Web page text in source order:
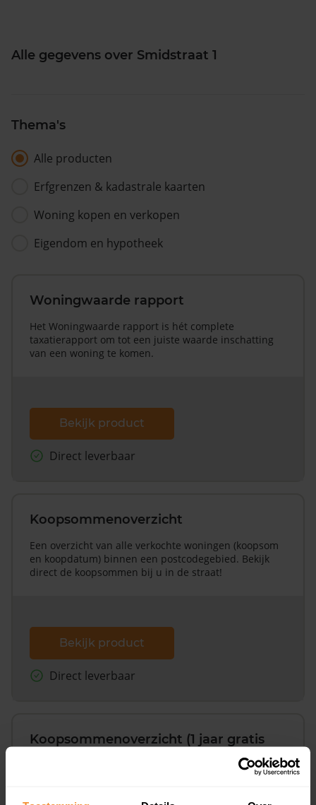
Alle gegevens over Smidstraat 1
Thema's
Alle producten
Erfgrenzen & kadastrale kaarten
Woning kopen en verkopen
Eigendom en hypotheek
Woningwaarde rapport
Het Woningwaarde rapport is hét complete
taxatierapport om tot een juiste waarde inschatting
van een woning te komen.
Bekijk product
Direct leverbaar
Koopsommenoverzicht
Een overzicht van alle verkochte woningen (koopsom
en koopdatum) binnen een postcodegebied. Bekijk
direct de koopsommen bij u in de straat!
Bekijk product
Direct leverbaar
Koopsommenoverzicht (1 jaar gratis